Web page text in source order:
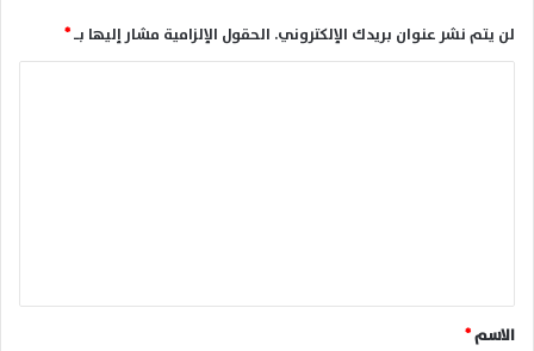
لن يتم نشر عنوان بريدك الإلكتروني. الحقول الإلزامية مشار إليها بـ*
*
الاسم*